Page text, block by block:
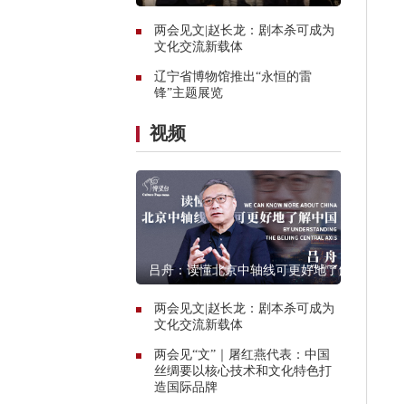
两会见文|赵长龙：剧本杀可成为
文化交流新载体
辽宁省博物馆推出“永恒的雷
锋”主题展览
视频
吕舟：读懂北京中轴线可更好地了解
两会见文|赵长龙：剧本杀可成为
文化交流新载体
两会见“文”｜屠红燕代表：中国
丝绸要以核心技术和文化特色打
造国际品牌